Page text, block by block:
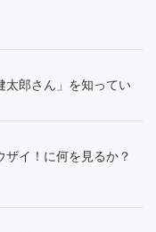
太郎さん」を知ってい
ザイ！に何を見るか？